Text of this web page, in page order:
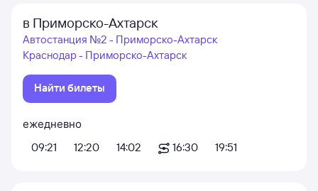
в Приморско-Ахтарск
Автостанция №2 - Приморско-Ахтарск
Краснодар - Приморско-Ахтарск
Найти билеты
ежедневно
09:21
12:20 14:02 16:30 19:51